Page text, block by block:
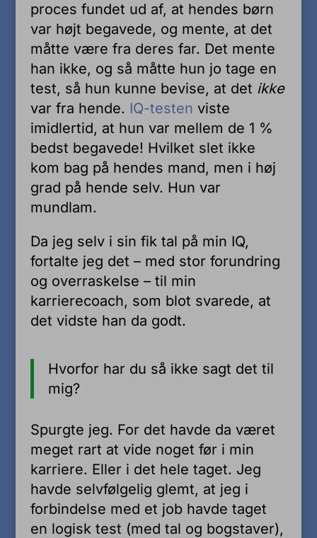
proces fundet ud af, at hendes børn
var højt begavede, og mente, at det
måtte være fra deres far. Det mente
han ikke, og så måtte hun jo tage en
test, så hun kunne bevise, at det ikke
var fra hende. IQ-testen viste
imidlertid, at hun var mellem de 1 %
bedst begavede! Hvilket slet ikke
kom bag på hendes mand, men i høj
grad på hende selv. Hun var
mundlam.
Da jeg selv i sin fik tal på min IQ,
fortalte jeg det – med stor forundring
og overraskelse – til min
karrierecoach, som blot svarede, at
det vidste han da godt.
Hvorfor har du så ikke sagt det til
mig?
Spurgte jeg. For det havde da været
meget rart at vide noget før i min
karriere. Eller i det hele taget. Jeg
havde selvfølgelig glemt, at jeg i
forbindelse med et job havde taget
en logisk test (med tal og bogstaver),